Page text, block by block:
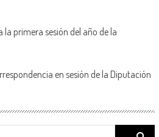
la primera sesión del año de la
en sesión de la Diputación
Search